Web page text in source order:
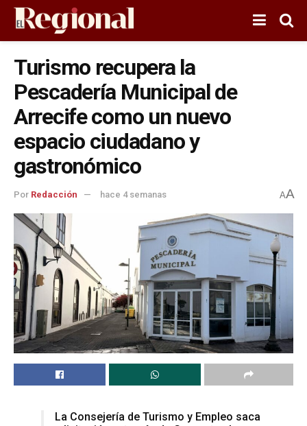
Turismo recupera la
Pescadería Municipal de
Arrecife como un nuevo
espacio ciudadano y
gastronómico
Por Redacción hace 4 semanas AA
La Consejería de Turismo y Empleo saca